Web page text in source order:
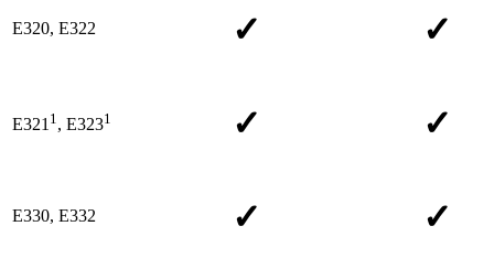
E320, E322 ✓ ✓
E3211, E3231 ✓ ✓
E330, E332 ✓ ✓